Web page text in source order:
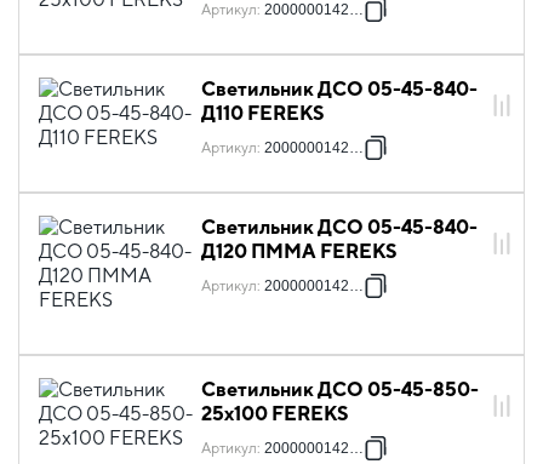
Артикул: 2000000142791
Светильник ДСО 05-45-840-
Д110 FEREKS
Артикул: 2000000142807
Светильник ДСО 05-45-840-
Д120 ПММА FEREKS
Артикул: 2000000142814
Светильник ДСО 05-45-850-
25х100 FEREKS
Артикул: 2000000142821